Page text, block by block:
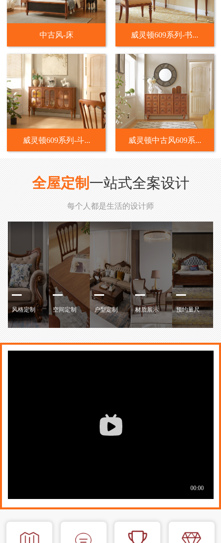
中古风-床 威灵顿609系列-书...
威灵顿609系列-斗... 威灵顿中古风609系...
全屋定制 一站式全案设计
每个人都是生活的设计师
风格定制 空间定制 户型定制 材质展示 预约量尺